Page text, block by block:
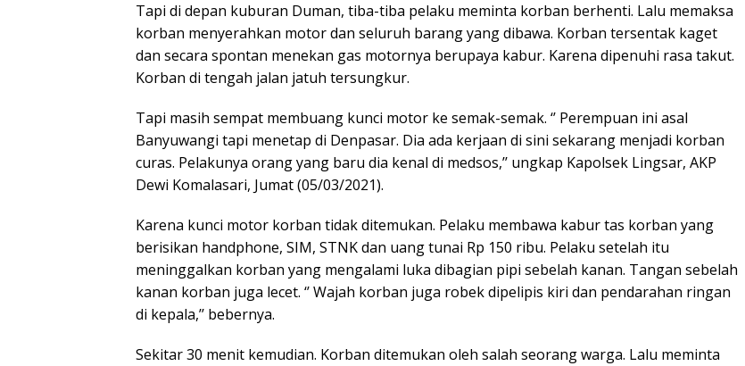
Tapi di depan kuburan Duman, tiba-tiba pelaku meminta korban berhenti. Lalu memaksa
korban menyerahkan motor dan seluruh barang yang dibawa. Korban tersentak kaget
dan secara spontan menekan gas motornya berupaya kabur. Karena dipenuhi rasa takut.
Korban di tengah jalan jatuh tersungkur.
Tapi masih sempat membuang kunci motor ke semak-semak. ‘’ Perempuan ini asal
Banyuwangi tapi menetap di Denpasar. Dia ada kerjaan di sini sekarang menjadi korban
curas. Pelakunya orang yang baru dia kenal di medsos,’’ ungkap Kapolsek Lingsar, AKP
Dewi Komalasari, Jumat (05/03/2021).
Karena kunci motor korban tidak ditemukan. Pelaku membawa kabur tas korban yang
berisikan handphone, SIM, STNK dan uang tunai Rp 150 ribu. Pelaku setelah itu
meninggalkan korban yang mengalami luka dibagian pipi sebelah kanan. Tangan sebelah
kanan korban juga lecet. ‘’ Wajah korban juga robek dipelipis kiri dan pendarahan ringan
di kepala,’’ bebernya.
Sekitar 30 menit kemudian. Korban ditemukan oleh salah seorang warga. Lalu meminta